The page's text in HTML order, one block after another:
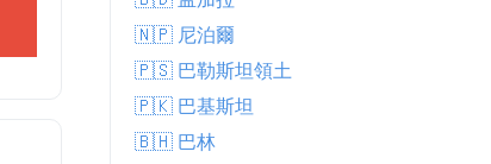
🇳🇵 尼泊爾
🇵🇸 巴勒斯坦領土
🇵🇰 巴基斯坦
🇧🇭 巴林